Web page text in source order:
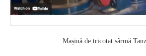
Mașină de tricotat sârmă